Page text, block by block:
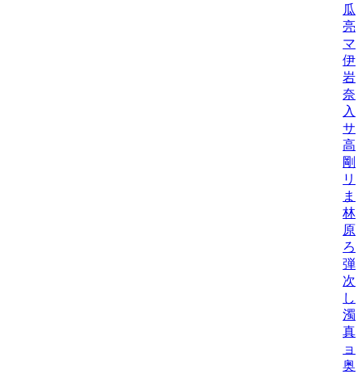
瓜
亮
マ
伊
岩
奈/
入
サ
高
剛
リ
ま
林
原
ろ
弾
次
し
濁/
真/
ョ
奥